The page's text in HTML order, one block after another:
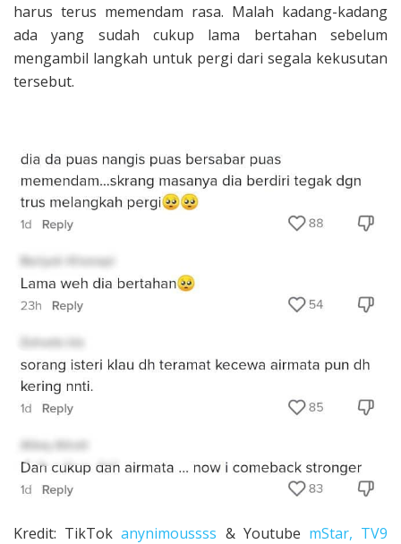
harus terus memendam rasa. Malah kadang-kadang
ada yang sudah cukup lama bertahan sebelum
mengambil langkah untuk pergi dari segala kekusutan
tersebut.
Kredit: TikTokanynimoussss & Youtube mStar, TV9